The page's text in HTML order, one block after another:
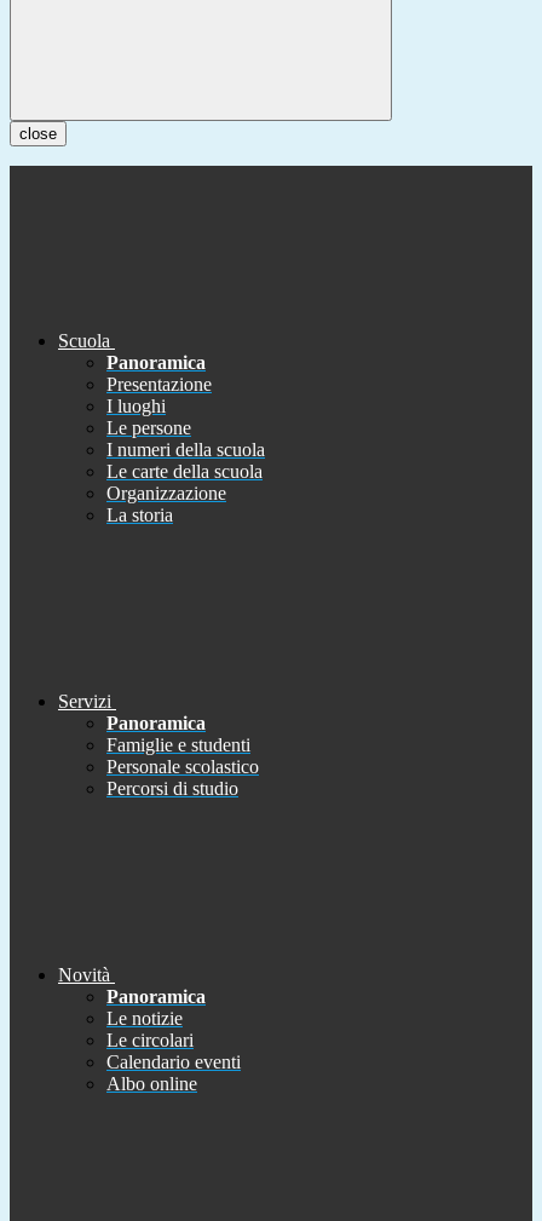
close
Scuola
Panoramica
Presentazione
I luoghi
Le persone
I numeri della scuola
Le carte della scuola
Organizzazione
La storia
Servizi
Panoramica
Famiglie e studenti
Personale scolastico
Percorsi di studio
Novità
Panoramica
Le notizie
Le circolari
Calendario eventi
Albo online